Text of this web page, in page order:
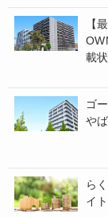
【
載
ゴ
や
ら
イ